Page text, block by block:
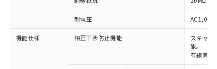
耐電圧
機能仕様 相互干渉防止機能
スキャ
能。
有線同期